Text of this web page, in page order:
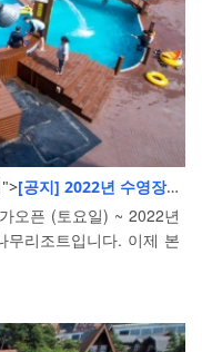
[공지] 2022년 수영장 개
오픈 (토요일) ~ 2022년
무리조트입니다. 이제 본
분이 좋네요..^^ 조금 더